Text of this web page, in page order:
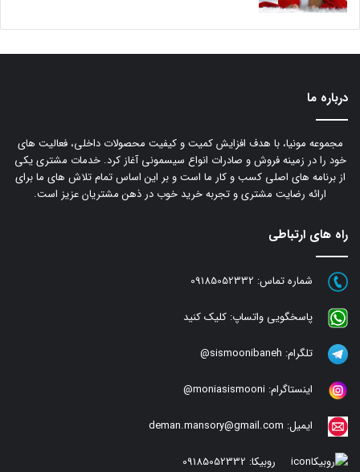
درباره ما
مجموعه مونیا، با هدف افزایش کمیت و کیفیت محصولات داخلی، فعالیت های
خود را در زمینه فروش و صادرات انواع سیسمونی آغاز کرد. خدمات مشتری یکی
از برنامه های اصلی کسب و کار ما است و بر این اساس تمام تلاش های ما برای
ارائه رضایت مشتری و تجربه خرید خوب در ذهن مشتریان عزیز است.
راه های ارتباطی
شماره تماس: 09185052332
پاسخگویی واتساپ: کلیک کنید
تلگرام: sismoonibaneh@
اینستاگرام: moniasismooni@
ایمیل: deman.mansory@gmail.com
روبیکا: 09185052332